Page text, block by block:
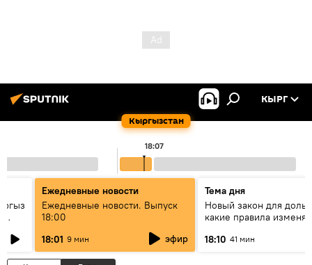
Кыргызстан
КЫРГ
18:07
Ежедневные новости
Ежедневные новости. Выпуск
18:00
18:01 9 мин эфир
Тема дня
Новый закон для
какие правила
18:10 41 мин